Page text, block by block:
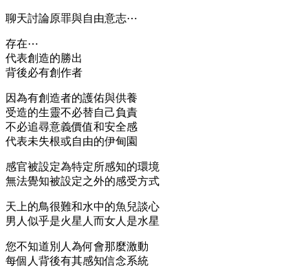
聊天討論原罪與自由意志⋯
存在⋯
代表創造的勝出
背後必有創作者
因為有創造者的護佑與供養
受造的生靈不必替自己負責
不必追尋意義價值和安全感
代表未失根或自由的伊甸園
感官被設定為特定所感知的環境
無法覺知被設定之外的感受方式
天上的鳥很難和水中的魚兒談心
男人似乎是火星人而女人是水星
您不知道別人為何會那麼激動
每個人背後有其感知信念系統